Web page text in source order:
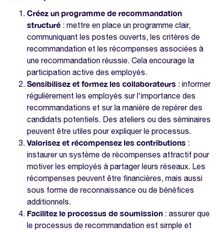
Créez un programme de recommandation
structuré : mettre en place un programme clair,
communiquant les postes ouverts, les critères de
recommandation et les récompenses associées à
une recommandation réussie. Cela encourage la
participation active des employés.
Sensibilisez et formez les collaborateurs : informer
régulièrement les employés sur l'importance des
recommandations et sur la manière de repérer des
candidats potentiels. Des ateliers ou des séminaires
peuvent être utiles pour expliquer le processus.
Valorisez et récompensez les contributions :
instaurer un système de récompenses attractif pour
motiver les employés à partager leurs réseaux. Les
récompenses peuvent être financières, mais aussi
sous forme de reconnaissance ou de bénéfices
additionnels.
Facilitez le processus de soumission : assurer que
le processus de recommandation est simple et